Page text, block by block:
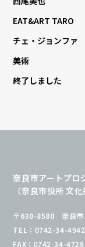
EAT&ART TARO
チェ・ジョンファ
美術
終了しました
奈良市アートプロ
（奈良市役所 文化
〒630-8580 奈良市
TEL：0742-34-4942
FAX：0742-34-4728